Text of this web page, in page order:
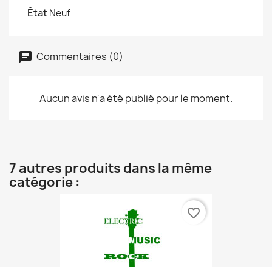
ÉtatNeuf
Commentaires (0)
Aucun avis n'a été publié pour le moment.
7 autres produits dans la même
catégorie :
favorite_border